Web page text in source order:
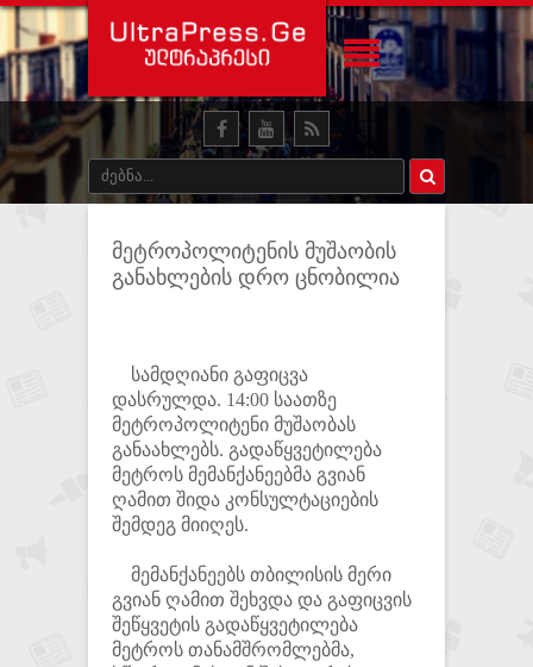
მეტროპოლიტენის მუშაობის
განახლების დრო ცნობილია
სამდღიანი გაფიცვა
დასრულდა. 14:00 საათზე
მეტროპოლიტენი მუშაობას
განაახლებს. გადაწყვეტილება
მეტროს მემანქანეებმა გვიან
ღამით შიდა კონსულტაციების
შემდეგ მიიღეს.
მემანქანეებს თბილისის მერი
გვიან ღამით შეხვდა და გაფიცვის
შეწყვეტის გადაწყვეტილება
მეტროს თანამშრომლებმა,